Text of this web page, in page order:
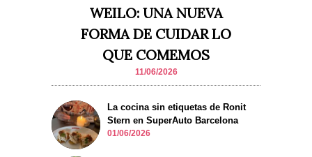
WEILO: UNA NUEVA
FORMA DE CUIDAR LO
QUE COMEMOS
11/06/2026
La cocina sin etiquetas de Ronit
Stern en SuperAuto Barcelona
01/06/2026